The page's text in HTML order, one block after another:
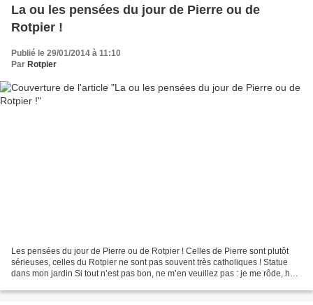
La ou les pensées du jour de Pierre ou de
Rotpier !
Publié le 29/01/2014 à 11:10
Par Rotpier
Les pensées du jour de Pierre ou de Rotpier ! Celles de Pierre sont plutôt
sérieuses, celles du Rotpier ne sont pas souvent très catholiques ! Statue
dans mon jardin Si tout n’est pas bon, ne m’en veuillez pas : je me rôde, hein